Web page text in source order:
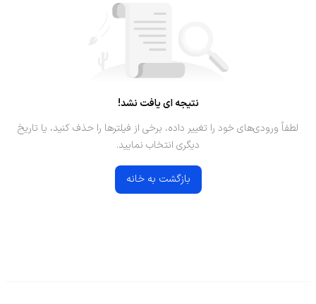
نتیجه ای یافت نشد!
لطفاً ورودی‌های خود را تغییر داده، برخی از فیلترها را حذف کنید، یا تاریخ
دیگری انتخاب نمایید.
بازگشت به خانه